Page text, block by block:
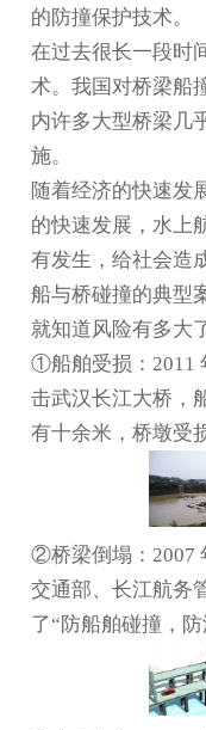
的防撞保护技术。
在过去很长一段时
术。我国对桥梁船
内许多大型桥梁几
施。
随着经济的快速发
的快速发展，水上
有发生，给社会造
船与桥碰撞的典型
就知道风险有多大
①船舶受损：2011
击武汉长江大桥，
有十余米，桥墩受
②桥梁倒塌：2007
交通部、长江航务
了“防船舶碰撞，防